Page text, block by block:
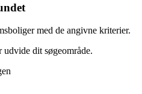
med de angivne kriterier.
dit søgeområde.